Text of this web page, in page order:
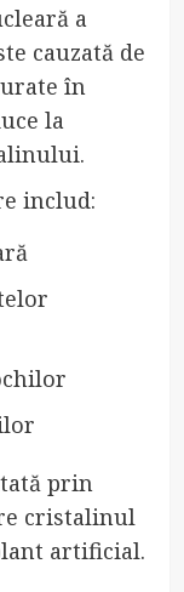
a
cauzată de
în
la
includ:
prin
cristalinul
artificial.